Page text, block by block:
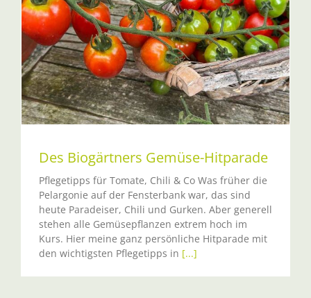
Des Biogärtners Gemüse-Hitparade
Pflegetipps für Tomate, Chili & Co Was früher die
Pelargonie auf der Fensterbank war, das sind
heute Paradeiser, Chili und Gurken. Aber generell
stehen alle Gemüsepflanzen extrem hoch im
Kurs. Hier meine ganz persönliche Hitparade mit
den wichtigsten Pflegetipps in [...]